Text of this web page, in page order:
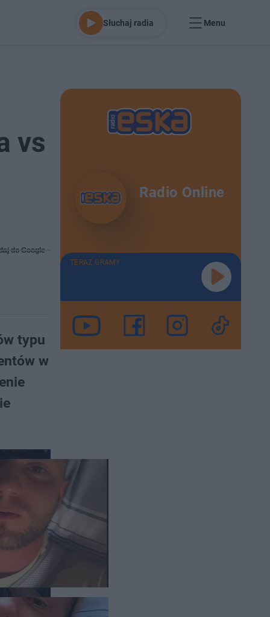
Słuchaj radia Menu
vs
do Google
typu
w
Radio Online
TERAZ GRAMY